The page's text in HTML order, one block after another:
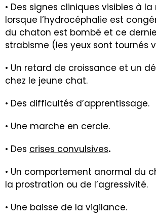
• Des signes cliniques visibles à
lorsque l’hydrocéphalie est
du chaton est bombé et ce
strabisme (les yeux sont tournés
• Un retard de croissance et un
chez le jeune chat.
• Des difficultés d’apprentissage.
• Une marche en cercle.
• Des crises convulsives.
• Un comportement anormal du
la prostration ou de l’agressivité.
• Une baisse de la vigilance.